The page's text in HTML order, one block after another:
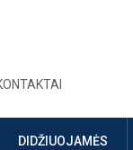
DIDŽIUOJAMĖS